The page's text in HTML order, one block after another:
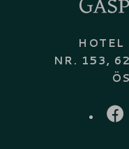
HOTEL
NR. 153,